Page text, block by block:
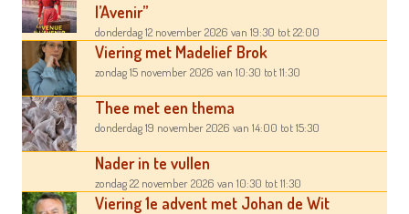
l’Avenir”
donderdag 12 november 2026 van 19:30 tot 22:00
Viering met Madelief Brok
zondag 15 november 2026 van 10:30 tot 11:30
Thee met een thema
donderdag 19 november 2026 van 14:00 tot 15:30
Nader in te vullen
zondag 22 november 2026 van 10:30 tot 11:30
Viering 1e advent met Johan de Wit